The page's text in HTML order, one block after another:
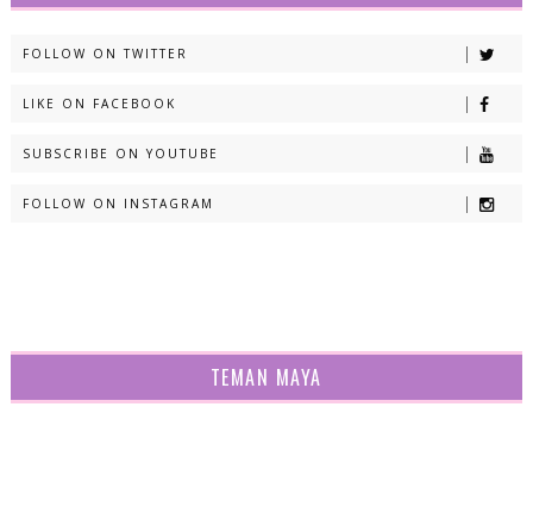
FOLLOW ON TWITTER
LIKE ON FACEBOOK
SUBSCRIBE ON YOUTUBE
FOLLOW ON INSTAGRAM
TEMAN MAYA